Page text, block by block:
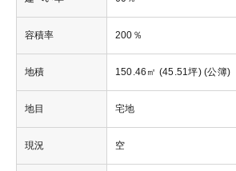
容積率 200％
地積 150.46㎡ (45.51坪) (公簿)
地目 宅地
現況 空